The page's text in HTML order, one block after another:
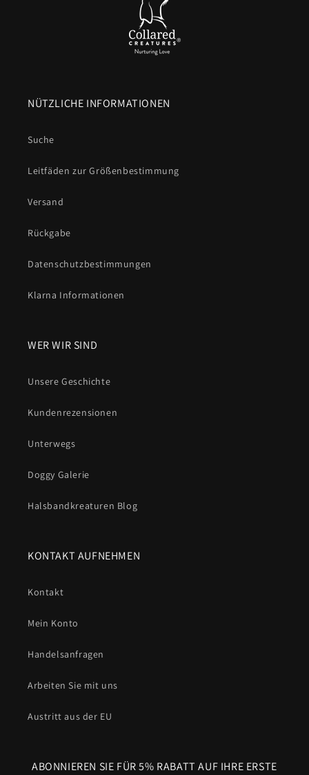
NÜTZLICHE INFORMATIONEN
Suche
Leitfäden zur Größenbestimmung
Versand
Rückgabe
Datenschutzbestimmungen
Klarna Informationen
WER WIR SIND
Unsere Geschichte
Kundenrezensionen
Unterwegs
Doggy Galerie
Halsbandkreaturen Blog
KONTAKT AUFNEHMEN
Kontakt
Mein Konto
Handelsanfragen
Arbeiten Sie mit uns
Austritt aus der EU
ABONNIEREN SIE FÜR 5% RABATT AUF IHRE ERSTE